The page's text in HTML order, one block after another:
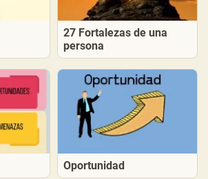
27 Fortalezas de una
persona
Oportunidad